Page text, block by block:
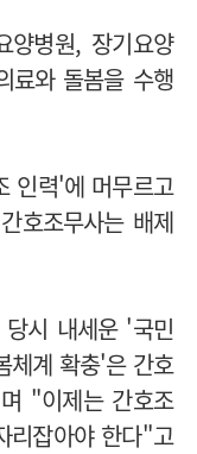
양병원, 장기요양
료와 돌봄을 수행
인력'에 머무르고
호조무사는 배제
시 내세운 '국민
체계 확충'은 간호
"이제는 간호조
리잡아야 한다"고